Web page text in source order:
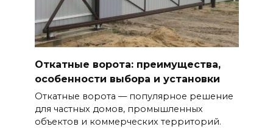
Откатные ворота: преимущества,
особенности выбора и установки
Откатные ворота — популярное решение
для частных домов, промышленных
объектов и коммерческих территорий.